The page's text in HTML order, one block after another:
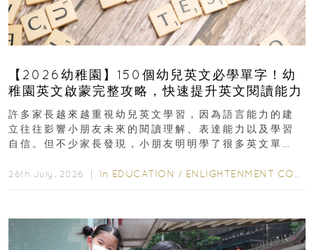
【2026幼稚園】150個幼兒英文必學單字！幼
稚園英文啟蒙完整攻略，快速提升英文閱讀能力
許多家長越來越重視幼兒英文學習，因為語言能力的建
立往往影響小朋友未來的閱讀理解、表達能力以及學習
自信。但不少家長發現，小朋友明明學了很多英文單
26th July, 2026 ｜ In EDUCATION / ENLIGHTENMENT CORNER